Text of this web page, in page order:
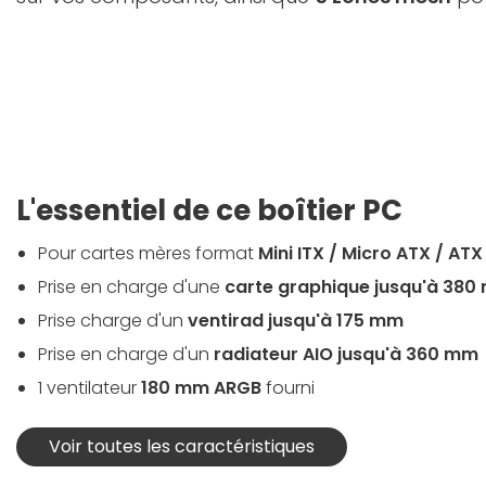
L'essentiel de ce boîtier PC
Pour cartes mères format Mini ITX / Micro ATX / ATX
Prise en charge d'une carte graphique jusqu'à 380
Prise charge d'un ventirad jusqu'à 175 mm
Prise en charge d'un radiateur AIO jusqu'à 360 mm
1 ventilateur180 mm ARGBfourni
Voir toutes les caractéristiques